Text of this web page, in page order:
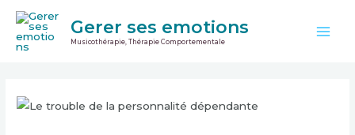
Aller
contenu
Gerer ses emotions
Musicothérapie, Thérapie Comportementale
articles